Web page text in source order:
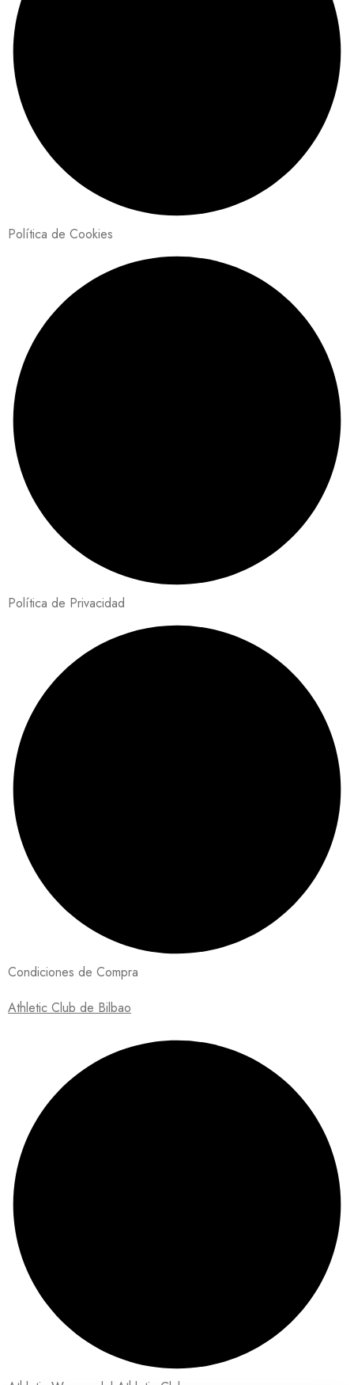
Política de Cookies
Política de Privacidad
Condiciones de Compra
Athletic Club de Bilbao